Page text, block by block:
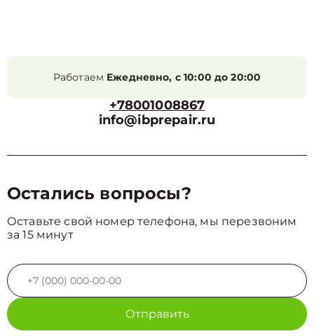
Работаем Ежедневно, с 10:00 до 20:00
+78001008867
info@ibprepair.ru
Остались вопросы?
Оставьте свой номер телефона, мы перезвоним
за 15 минут
Отправить